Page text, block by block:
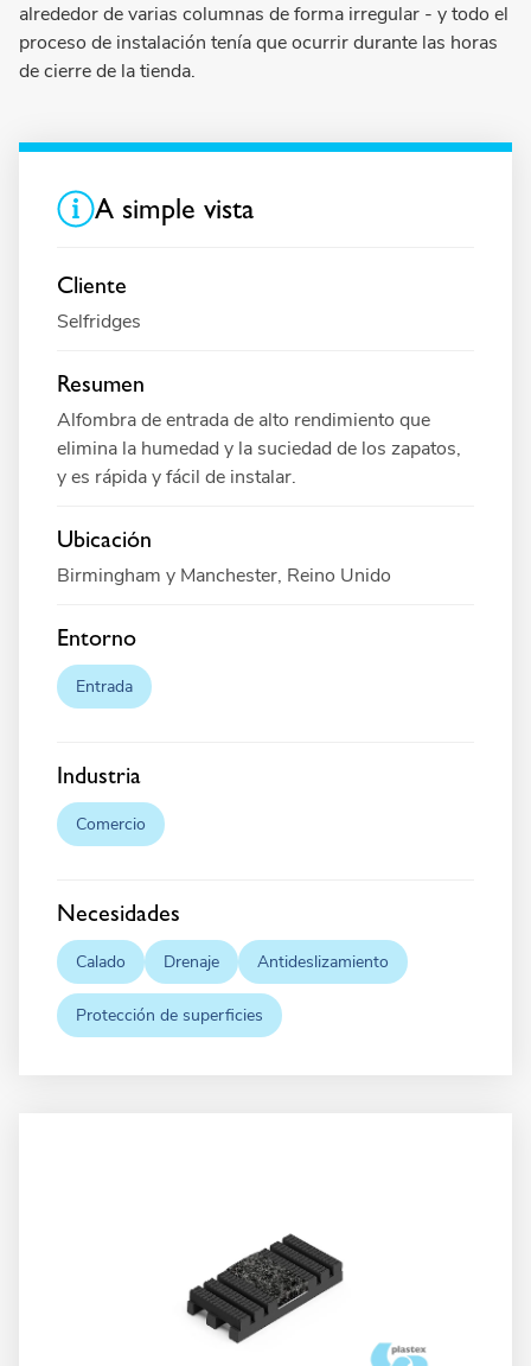
alrededor de varias columnas de forma irregular - y todo el
proceso de instalación tenía que ocurrir durante las horas
de cierre de la tienda.
A simple vista
Cliente
Selfridges
Resumen
Alfombra de entrada de alto rendimiento que
elimina la humedad y la suciedad de los zapatos,
y es rápida y fácil de instalar.
Ubicación
Birmingham y Manchester, Reino Unido
Entorno
Entrada
Industria
Comercio
Necesidades
Calado Drenaje Antideslizamiento
Protección de superficies